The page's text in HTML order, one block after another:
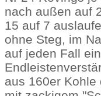
nach außen auf
15 auf 7
ohne Steg, im
auf jeden Fall
aus 160er